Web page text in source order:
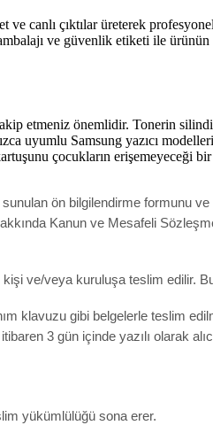
canlı çıktılar üreterek
ve güvenlik etiketi ile
etmeniz önemlidir. Tonerin
uyumlu Samsung yazıcı
çocukların erişemeyeceği
ön bilgilendirme formunu ve
Kanun ve Mesafeli
ve/veya kuruluşa teslim edilir.
klavuzu gibi belgelerle teslim
3 gün içinde yazılı olarak
yükümlülüğü sona erer.